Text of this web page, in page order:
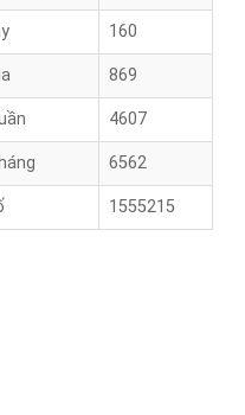
160
869
4607
6562
1555215